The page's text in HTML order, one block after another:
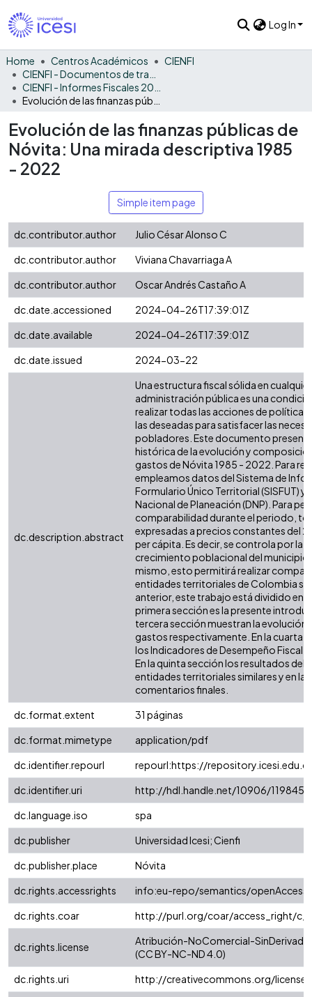
Log In
Home Centros Académicos
CIENFI
Evolución de las finanzas públicas de
Nóvita: Una mirada descriptiva 1985
- 2022
Simple item page
dc.contributor.author
Julio César Alonso C
dc.contributor.author
Viviana Chavarriaga A
dc.contributor.author
Oscar Andrés Castaño A
dc.date.accessioned
2024-04-26T17:39:01Z
dc.date.available
2024-04-26T17:39:01Z
dc.date.issued
2024-03-22
dc.description.abstract
Una estructura fiscal sólida en cualquier
administración pública es una
realizar todas las acciones de política
las deseadas para satisfacer las
pobladores. Este documento
histórica de la evolución y
gastos de Nóvita 1985 - 2022. Para
empleamos datos del Sistema de
Formulario Único Territorial (SISFUT)
Nacional de Planeación (DNP). Para
comparabilidad durante el periodo,
expresadas a precios constantes del
per cápita. Es decir, se controla por la
crecimiento poblacional del municipio
mismo, esto permitirá realizar
entidades territoriales de Colombia
anterior, este trabajo está dividido en
primera sección es la presente
tercera sección muestran la evolución
gastos respectivamente. En la cuarta
los Indicadores de Desempeño Fiscal
En la quinta sección los resultados del
entidades territoriales similares y en la
comentarios finales.
dc.format.extent
31 páginas
dc.format.mimetype
application/pdf
dc.identifier.repourl
repourl:https://
dc.identifier.uri
http://hdl.handle.net/10906/119845
dc.language.iso
spa
dc.publisher
Universidad Icesi; Cienfi
dc.publisher.place
Nóvita
dc.rights.accessrights
info:eu-repo/semantics/openAccess
dc.rights.coar
http://purl.org/coar/access_right/
dc.rights.license
Atribución-NoComercial-
(CC BY-NC-ND 4.0)
dc.rights.uri
http://creativecommons.org/